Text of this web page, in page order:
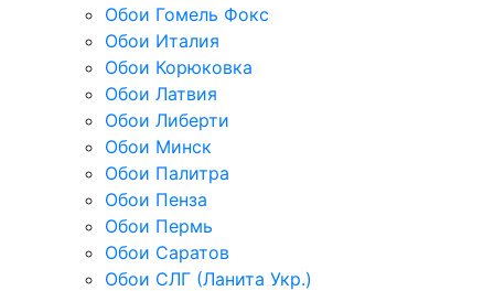
Обои Гомель Фокс
Обои Италия
Обои Корюковка
Обои Латвия
Обои Либерти
Обои Минск
Обои Палитра
Обои Пенза
Обои Пермь
Обои Саратов
Обои СЛГ (Ланита Укр.)